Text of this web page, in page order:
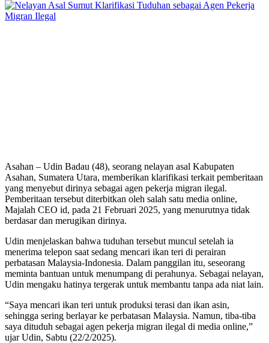
Asahan – Udin Badau (48), seorang nelayan asal Kabupaten
Asahan, Sumatera Utara, memberikan klarifikasi terkait pemberitaan
yang menyebut dirinya sebagai agen pekerja migran ilegal.
Pemberitaan tersebut diterbitkan oleh salah satu media online,
Majalah CEO id, pada 21 Februari 2025, yang menurutnya tidak
berdasar dan merugikan dirinya.
Udin menjelaskan bahwa tuduhan tersebut muncul setelah ia
menerima telepon saat sedang mencari ikan teri di perairan
perbatasan Malaysia-Indonesia. Dalam panggilan itu, seseorang
meminta bantuan untuk menumpang di perahunya. Sebagai nelayan,
Udin mengaku hatinya tergerak untuk membantu tanpa ada niat lain.
“Saya mencari ikan teri untuk produksi terasi dan ikan asin,
sehingga sering berlayar ke perbatasan Malaysia. Namun, tiba-tiba
saya dituduh sebagai agen pekerja migran ilegal di media online,”
ujar Udin, Sabtu (22/2/2025).